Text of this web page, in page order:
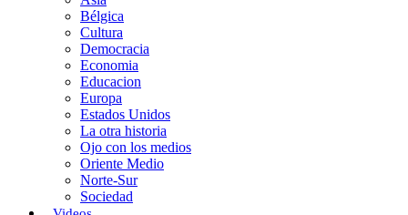
i
r
Bélgica
Cultura
Democracia
Economia
Educacion
Europa
Estados Unidos
La otra historia
Ojo con los medios
Oriente Medio
Norte-Sur
Sociedad